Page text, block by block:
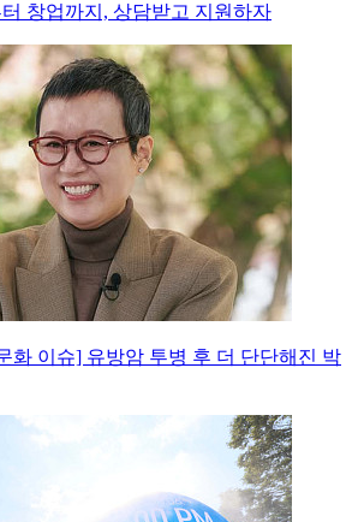
창업까지, 상담받고 지원하자
화 이슈] 유방암 투병 후 더 단단해진 박